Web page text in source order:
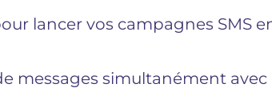
lancer vos campagnes SMS
messages simultanément avec